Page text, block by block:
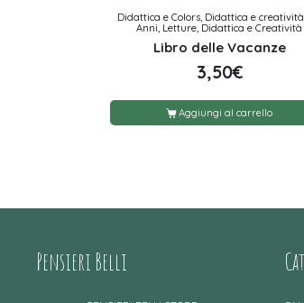
Didattica e Colors, Didattica e creatività
Anni, Letture, Didattica e Creatività
Libro delle Vacanze
3,50€
Aggiungi al carrello
Pensieri Belli